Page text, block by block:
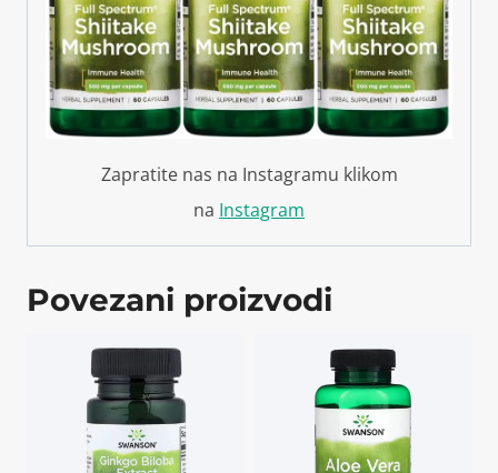
Zapratite nas na Instagramu klikom
na Instagram
Povezani proizvodi